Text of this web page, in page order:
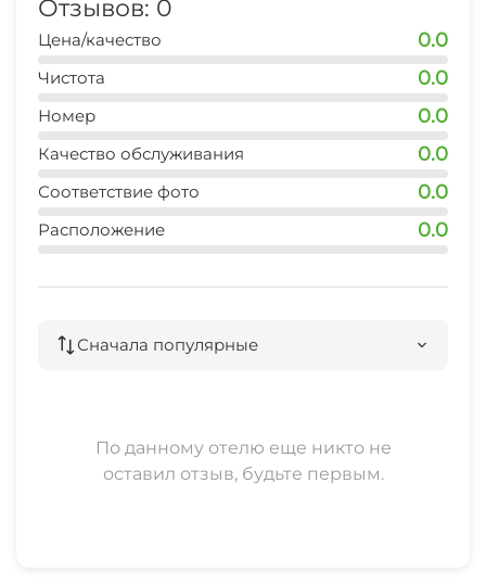
Отзывов: 0
Цена/качество 0.0
Чистота 0.0
Номер 0.0
Качество обслуживания 0.0
Соответствие фото 0.0
Расположение 0.0
Сначала популярные
По данному отелю еще никто не
оставил отзыв, будьте первым.